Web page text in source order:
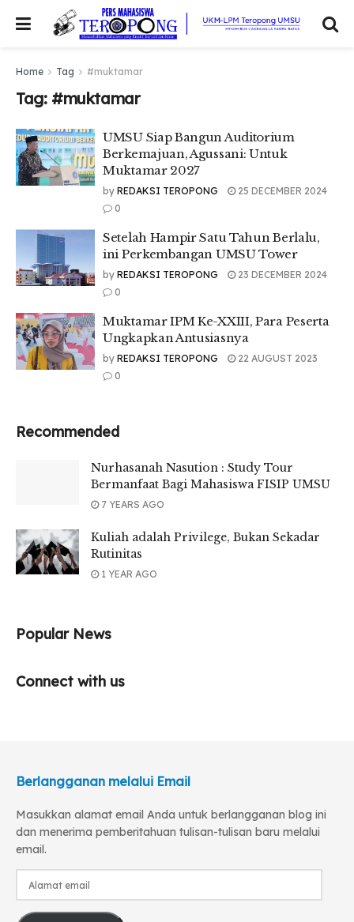
Home Tag #muktamar
Tag: #muktamar
UMSU Siap Bangun Auditorium
Berkemajuan, Agussani: Untuk
Muktamar 2027
by REDAKSI TEROPONG
25 DECEMBER 2024
0
Setelah Hampir Satu Tahun Berlalu,
ini Perkembangan UMSU Tower
by REDAKSI TEROPONG
23 DECEMBER 2024
0
Muktamar IPM Ke-XXIII, Para Peserta
Ungkapkan Antusiasnya
by REDAKSI TEROPONG
22 AUGUST 2023
0
Recommended
Nurhasanah Nasution : Study Tour
Bermanfaat Bagi Mahasiswa FISIP UMSU
7 YEARS AGO
Kuliah adalah Privilege, Bukan Sekadar
Rutinitas
1 YEAR AGO
Popular News
Connect with us
Berlangganan melalui Email
Masukkan alamat email Anda untuk berlangganan blog ini
dan menerima pemberitahuan tulisan-tulisan baru melalui
email.